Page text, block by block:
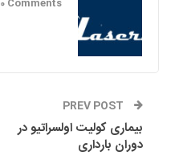
0 Comments
بیماری کولیت اولسراتیو در
دوران بارداری